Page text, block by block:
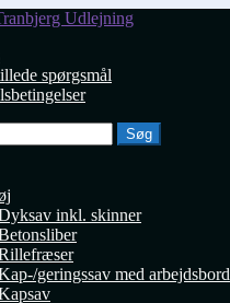
spørgsmål
Søg
inkl. skinner
geringssav med arbejdsbord